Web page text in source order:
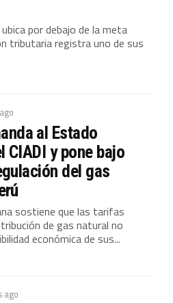
por debajo de la meta
tributaria registra uno de sus
al Estado
CIADI y pone bajo
del gas
sostiene que las tarifas
de gas natural no
económica de sus...
ago